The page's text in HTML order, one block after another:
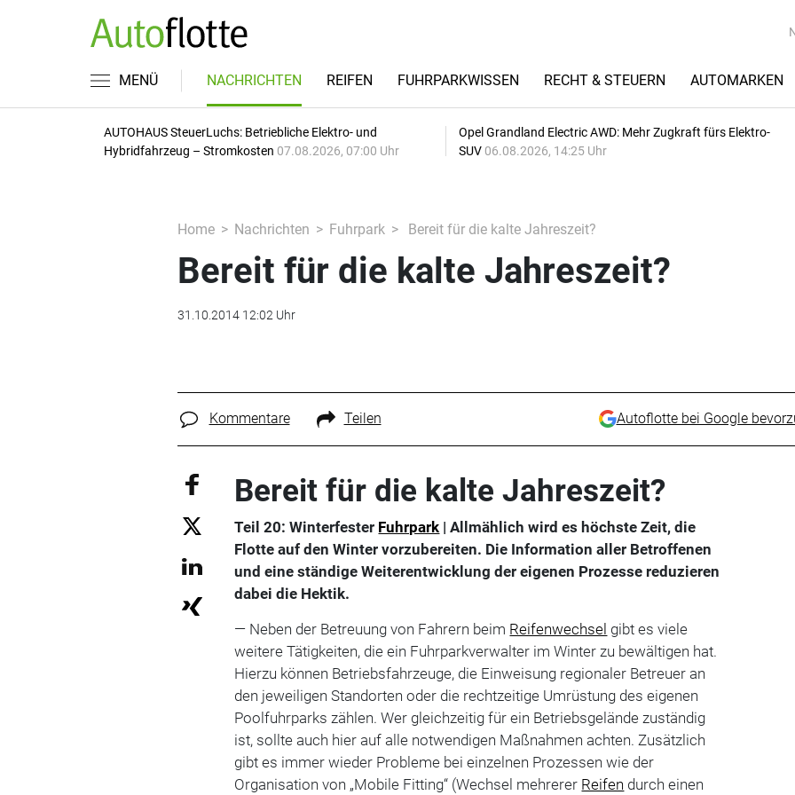
MENÜ NACHRICHTEN REIFEN FUHRPARKWISSEN RECHT & STEUERN AUTOMARKEN
AUTOHAUS SteuerLuchs: Betriebliche Elektro- und
Hybridfahrzeug – Stromkosten 07.08.2026, 07:00 Uhr
Opel Grandland Electric AWD: Mehr Zugkraft fürs Elektro-
SUV 06.08.2026, 14:25 Uhr
Home Nachrichten Fuhrpark Bereit für die kalte Jahreszeit?
Bereit für die kalte Jahreszeit?
31.10.2014 12:02 Uhr
Kommentare Teilen Autoflotte bei Google
Bereit für die kalte Jahreszeit?
Teil 20: Winterfester Fuhrpark | Allmählich wird es höchste Zeit, die
Flotte auf den Winter vorzubereiten. Die Information aller Betroffenen
und eine ständige Weiterentwicklung der eigenen Prozesse reduzieren
dabei die Hektik.
— Neben der Betreuung von Fahrern beim Reifenwechsel gibt es viele
weitere Tätigkeiten, die ein Fuhrparkverwalter im Winter zu bewältigen hat.
Hierzu können Betriebsfahrzeuge, die Einweisung regionaler Betreuer an
den jeweiligen Standorten oder die rechtzeitige Umrüstung des eigenen
Poolfuhrparks zählen. Wer gleichzeitig für ein Betriebsgelände zuständig
ist, sollte auch hier auf alle notwendigen Maßnahmen achten. Zusätzlich
gibt es immer wieder Probleme bei einzelnen Prozessen wie der
Organisation von „Mobile Fitting“ (Wechsel mehrerer Reifen durch einen